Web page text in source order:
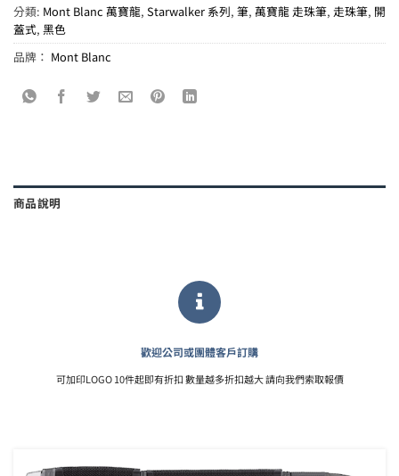
分類: Mont Blanc 萬寶龍, Starwalker 系列, 筆, 萬寶龍 走珠筆, 走珠筆, 開
蓋式, 黑色
品牌： Mont Blanc
商品說明
歡迎公司或團體客戶訂購
可加印LOGO 10件起即有折扣 數量越多折扣越大 請向我們索取報價